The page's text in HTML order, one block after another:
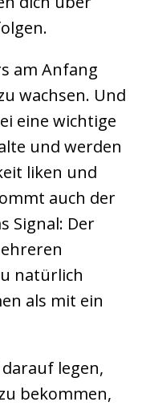
am Anfang
wachsen. Und
eine wichtige
und werden
liken und
auch der
Signal: Der
natürlich
als mit ein
legen,
bekommen,